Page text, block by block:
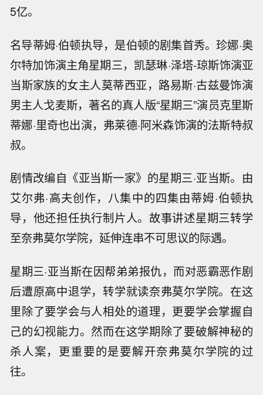
5亿。
名导蒂姆·伯顿执导，是伯顿的剧集首秀。珍娜·奥
尔特加饰演主角星期三，凯瑟琳·泽塔-琼斯饰演亚
当斯家族的女主人莫蒂西亚，路易斯·古兹曼饰演
男主人戈麦斯，著名的真人版“星期三”演员克里斯
蒂娜·里奇也出演，弗莱德·阿米森饰演的法斯特叔
叔。
剧情改编自《亚当斯一家》的星期三·亚当斯。由
艾尔弗·高夫创作，八集中的四集由蒂姆·伯顿执
导，他还担任执行制片人。故事讲述星期三转学
至奈弗莫尔学院，延伸连串不可思议的际遇。
星期三·亚当斯在因帮弟弟报仇，而对恶霸恶作剧
后遭原高中退学，转学就读奈弗莫尔学院。在这
里除了要学会与人相处的道理，更要学会掌握自
己的幻视能力。然而在这学期除了要破解神秘的
杀人案，更重要的是要解开奈弗莫尔学院的过
往。